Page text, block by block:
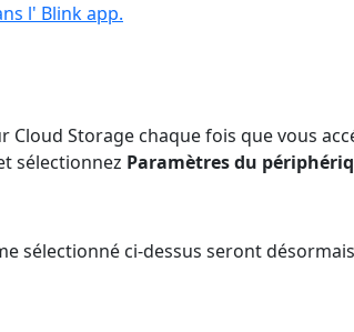
l' Blink app.
Storage chaque fois que vous
sélectionnez Paramètres du
sélectionné ci-dessus seront